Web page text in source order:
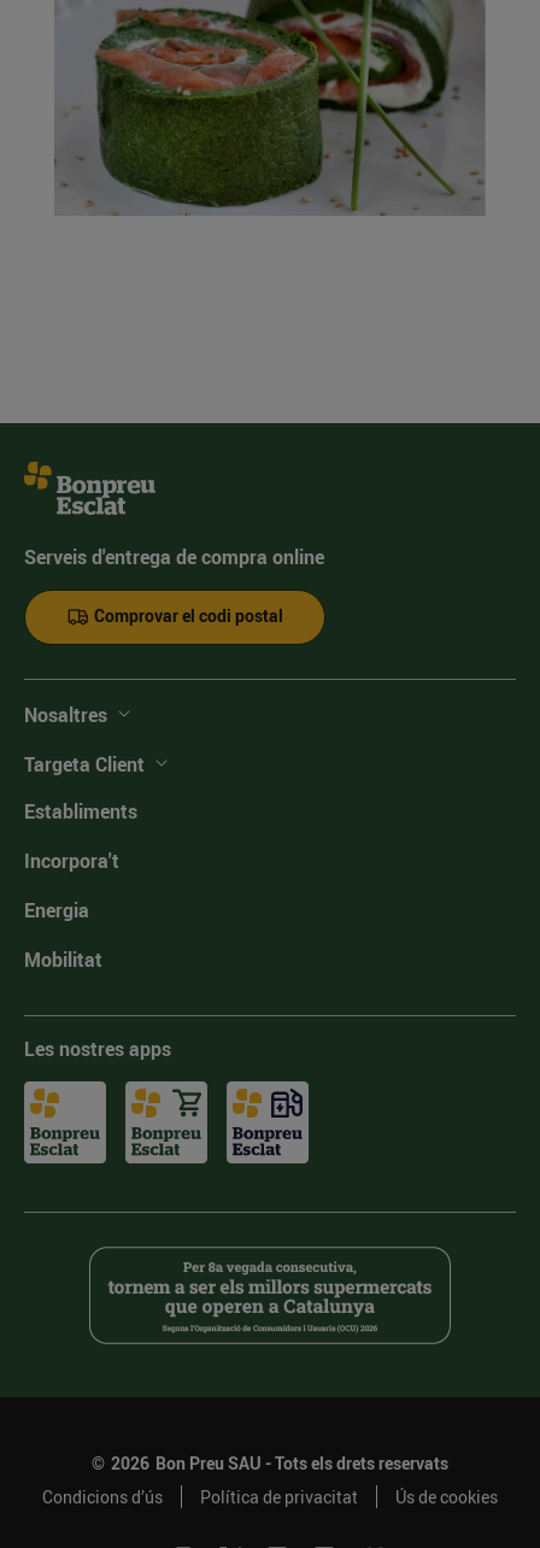
Serveis d'entrega de compra online
Comprovar el codi postal
Nosaltres
Targeta Client
Establiments
Incorpora't
Energia
Mobilitat
Les nostres apps
© 2026 Bon Preu SAU - Tots els drets reservats
Condicions d’ús
Política de privacitat Ús de cookies